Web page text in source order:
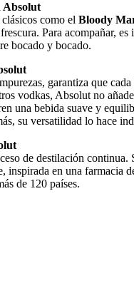
Absolut
como el Bloody
Para acompañar, es
bocado y bocado.
garantiza que
vodkas, Absolut no
una bebida suave y
su versatilidad lo hace
de destilación continua.
inspirada en una
de 120 países.